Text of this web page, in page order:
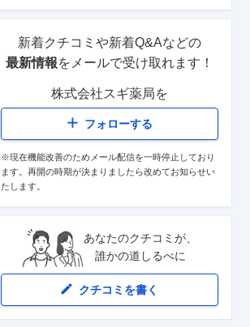
新着クチコミや新着Q&Aなどの
最新情報をメールで受け取れます！
株式会社スギ薬局を
フォローする
※現在機能改善のためメール配信を一時停止しており
ます。再開の時期が決まりましたら改めてお知らせい
たします。
あなたのクチコミが、
誰かの道しるべに
クチコミを書く